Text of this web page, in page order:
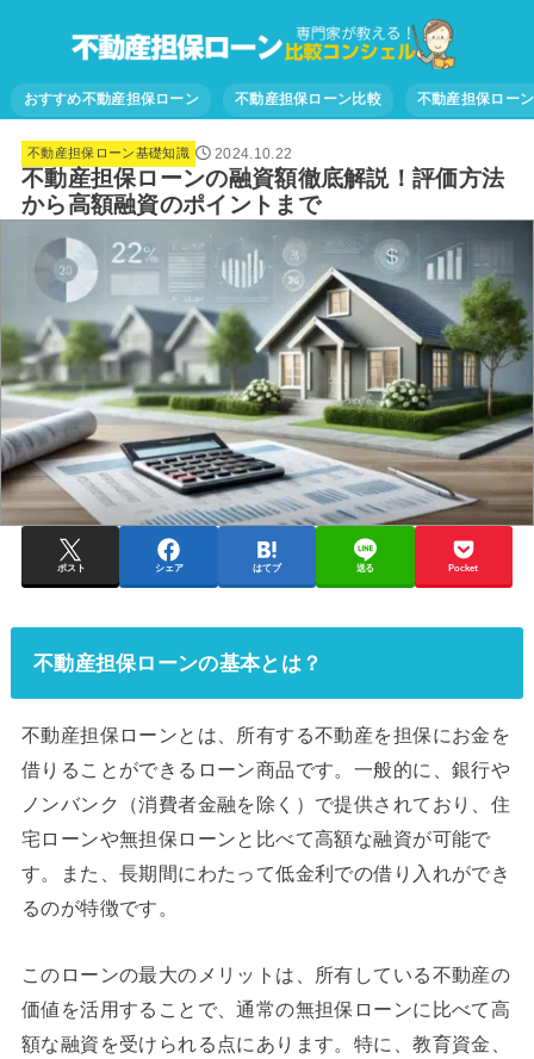
おすすめ不動産担保ローン 不動産担保ローン比較 不動産担保ロー
不動産担保ローン基礎知識 2024.10.22
不動産担保ローンの融資額徹底解説！評価方法
から高額融資のポイントまで
ポスト シェア はてブ 送る Pocket
不動産担保ローンの基本とは？
不動産担保ローンとは、所有する不動産を担保にお金を
借りることができるローン商品です。一般的に、銀行や
ノンバンク（消費者金融を除く）で提供されており、住
宅ローンや無担保ローンと比べて高額な融資が可能で
す。また、長期間にわたって低金利での借り入れができ
るのが特徴です。
このローンの最大のメリットは、所有している不動産の
価値を活用することで、通常の無担保ローンに比べて高
額な融資を受けられる点にあります。特に、教育資金、